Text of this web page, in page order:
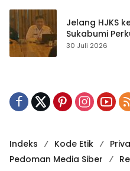
Jelang HJKS
Sukabumi
Publikasi Digital
30 Juli 2026
Indeks Kode Etik
Pedoman Media Siber